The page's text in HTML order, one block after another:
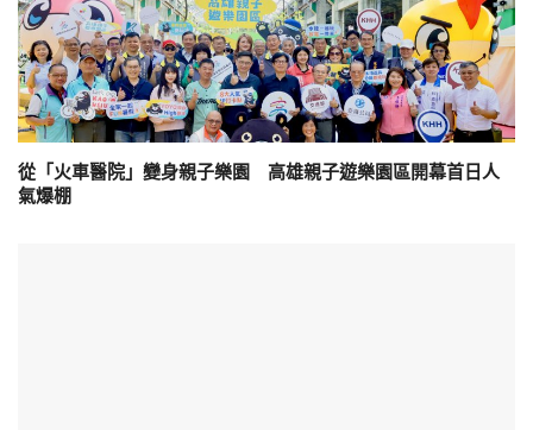
從「火車醫院」變身親子樂園 高雄親子遊樂園區開幕首日人
氣爆棚